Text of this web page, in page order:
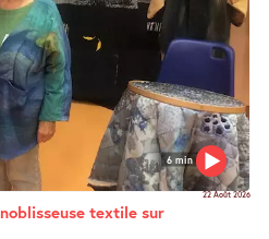
6 min
22 Août 2026
textile sur